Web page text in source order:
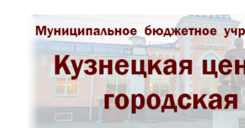
Перейти к содержимому